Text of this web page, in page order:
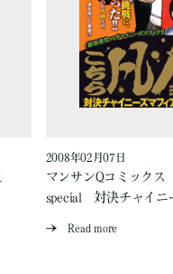
2008年02月07日
マンサンQコミック
special 対決チャイニ
Read more